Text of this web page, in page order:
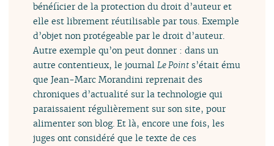
bénéficier de la protection du droit d’auteur et
elle est librement réutilisable par tous. Exemple
d’objet non protégeable par le droit d’auteur.
Autre exemple qu’on peut donner : dans un
autre contentieux, le journalLe Point s’était ému
que Jean-Marc Morandini reprenait des
chroniques d’actualité sur la technologie qui
paraissaient régulièrement sur son site, pour
alimenter son blog. Et là, encore une fois, les
juges ont considéré que le texte de ces